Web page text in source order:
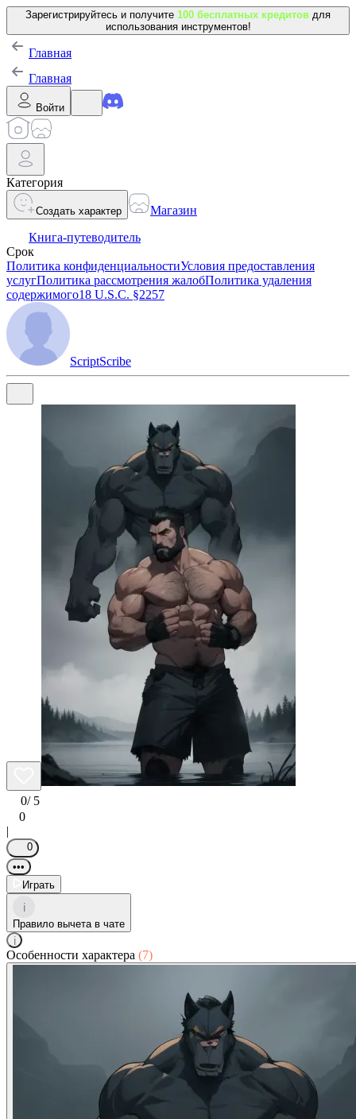
Зарегистрируйтесь и получите 100 бесплатных кредитов для
использования инструментов!
Главная
Главная
Войти
Категория
Создать характер
Магазин
Книга-путеводитель
Срок
Политика конфиденциальностиУсловия предоставления
услугПолитика рассмотрения жалобПолитика удаления
содержимого18 U.S.C. §2257
ScriptScribe
0/ 5
0
|
0
•••
Играть
i
Правило вычета в чате
i
Особенности характера (7)